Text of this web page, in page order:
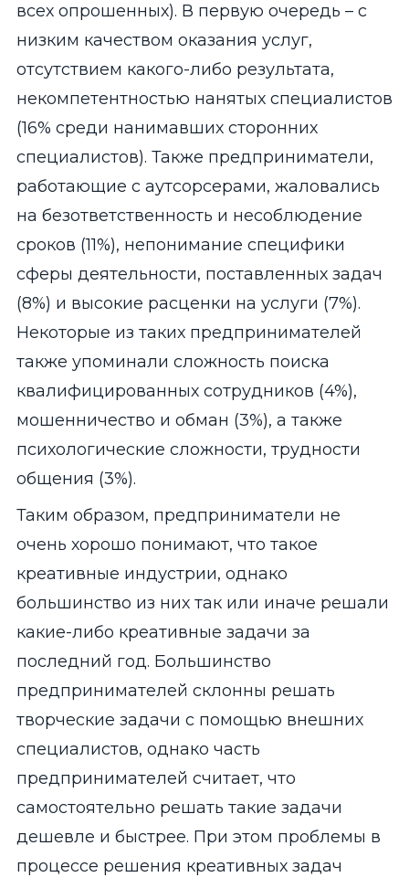
всех опрошенных). В первую очередь – с
низким качеством оказания услуг,
отсутствием какого-либо результата,
некомпетентностью нанятых специалистов
(16% среди нанимавших сторонних
специалистов). Также предприниматели,
работающие с аутсорсерами, жаловались
на безответственность и несоблюдение
сроков (11%), непонимание специфики
сферы деятельности, поставленных задач
(8%) и высокие расценки на услуги (7%).
Некоторые из таких предпринимателей
также упоминали сложность поиска
квалифицированных сотрудников (4%),
мошенничество и обман (3%), а также
психологические сложности, трудности
общения (3%).
Таким образом, предприниматели не
очень хорошо понимают, что такое
креативные индустрии, однако
большинство из них так или иначе решали
какие-либо креативные задачи за
последний год. Большинство
предпринимателей склонны решать
творческие задачи с помощью внешних
специалистов, однако часть
предпринимателей считает, что
самостоятельно решать такие задачи
дешевле и быстрее. При этом проблемы в
процессе решения креативных задач